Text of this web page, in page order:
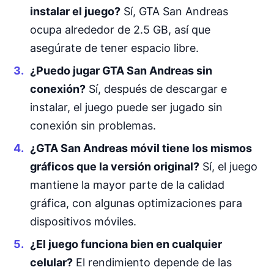
instalar el juego?Sí, GTA San Andreas
ocupa alrededor de 2.5 GB, así que
asegúrate de tener espacio libre.
¿Puedo jugar GTA San Andreas sin
conexión?Sí, después de descargar e
instalar, el juego puede ser jugado sin
conexión sin problemas.
¿GTA San Andreas móvil tiene los mismos
gráficos que la versión original?Sí, el juego
mantiene la mayor parte de la calidad
gráfica, con algunas optimizaciones para
dispositivos móviles.
¿El juego funciona bien en cualquier
celular?El rendimiento depende de las